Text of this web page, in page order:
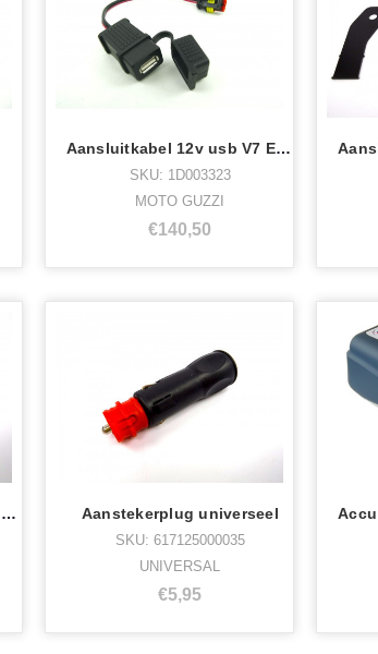
Aansluitkabel 12v usb V7 E5,V85TT,V9 E5
SKU: 1D003323
MOTO GUZZI
€140,50
Aansluitplug druppellader etc.. Aanstekerplug universeel
SKU: 617125000035
UNIVERSAL
€5,95